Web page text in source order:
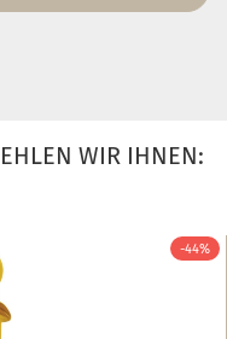
WIR IHNEN:
-44%